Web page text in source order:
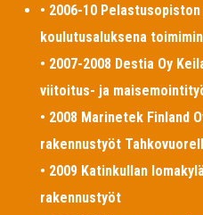
• 2006-10
koulutusaluksena
• 2007-2008 Destia Oy
viitoitus- ja
• 2008 Marinetek Finland
rakennustyöt
• 2009 Katinkullan
rakennustyöt